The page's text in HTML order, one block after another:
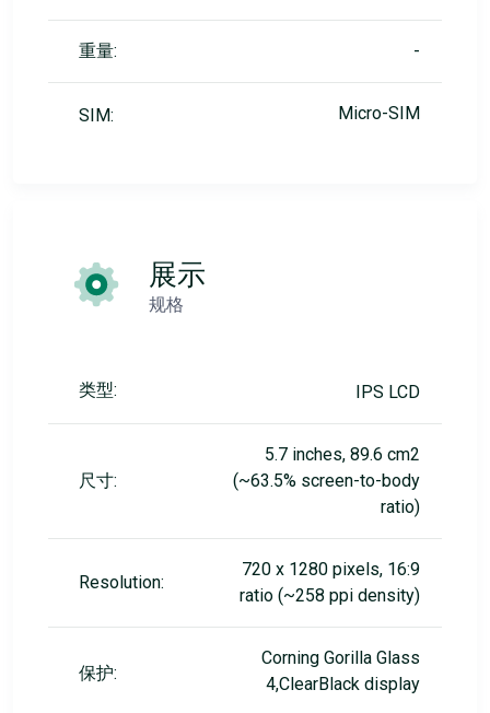
重量: -
SIM: Micro-SIM
展示
规格
类型: IPS LCD
尺寸:
5.7 inches, 89.6 cm2
(~63.5% screen-to-body
ratio)
Resolution:
720 x 1280 pixels, 16:9
ratio (~258 ppi density)
保护:
Corning Gorilla Glass
4,ClearBlack display